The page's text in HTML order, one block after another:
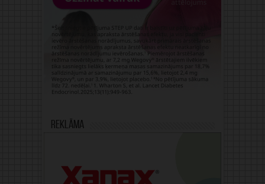
Reklāma